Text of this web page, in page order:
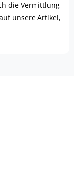
die Vermittlung
unsere Artikel,